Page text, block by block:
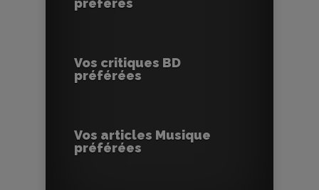
préférés
Vos critiques BD
préférées
Vos articles Musique
préférées